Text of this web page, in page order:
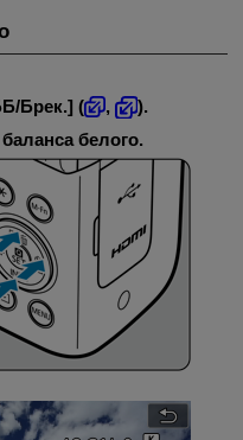
Брек.] ( ,
).
белого.